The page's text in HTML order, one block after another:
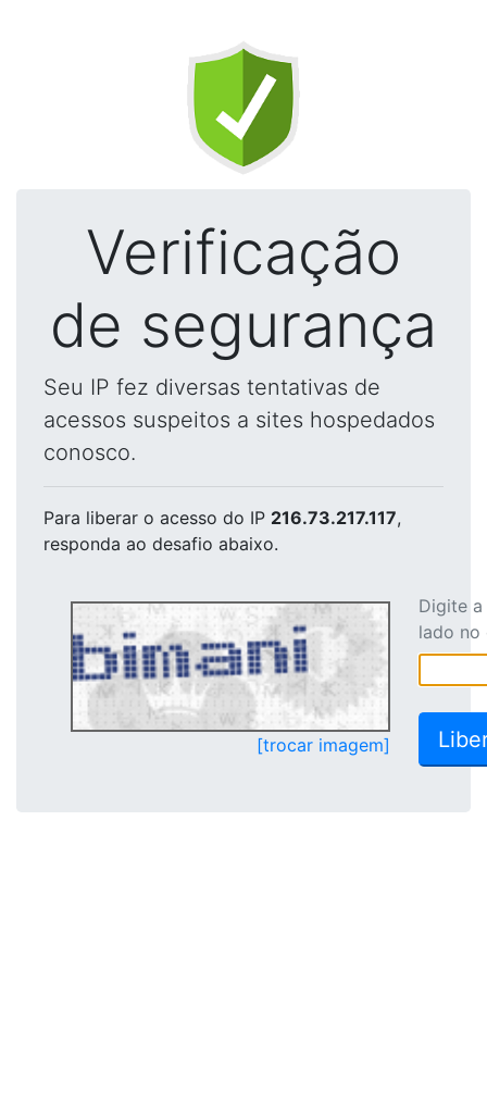
Verificação
de segurança
Seu IP fez diversas tentativas de
acessos suspeitos a sites hospedados
conosco.
Para liberar o acesso do IP 216.73.217.117,
responda ao desafio abaixo.
[trocar imagem]
Digite
lado no